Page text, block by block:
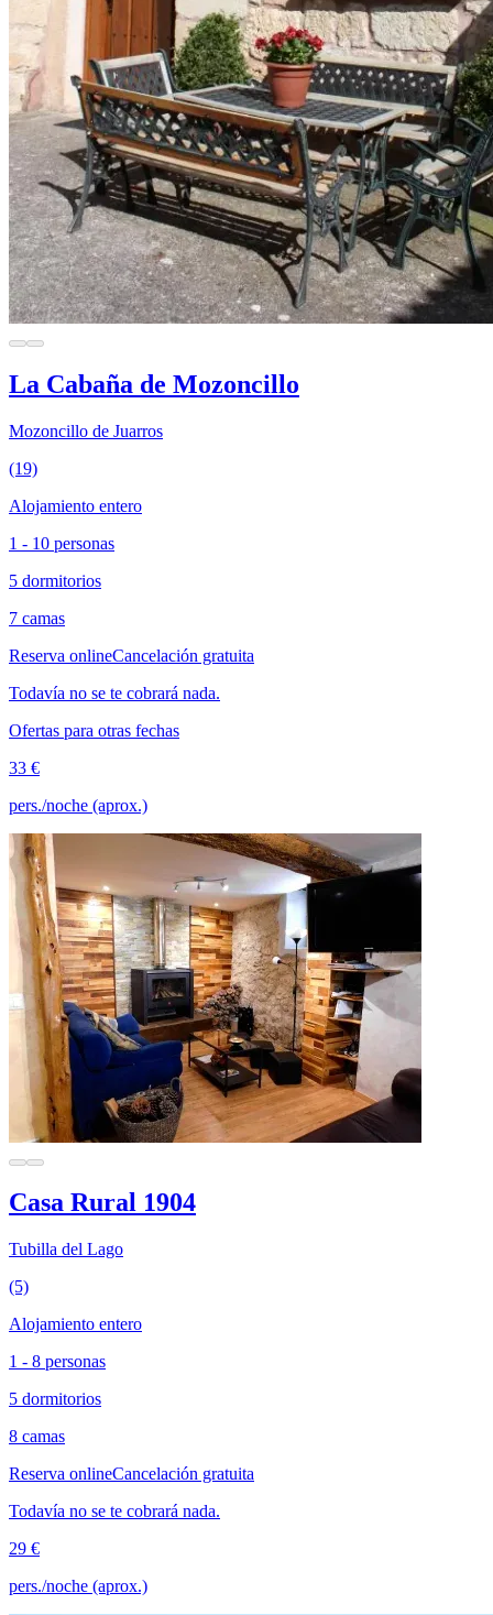
La Cabaña de Mozoncillo
Mozoncillo de Juarros
(19)
Alojamiento entero
1 - 10 personas
5 dormitorios
7 camas
Reserva onlineCancelación gratuita
Todavía no se te cobrará nada.
Ofertas para otras fechas
33 €
pers./noche (aprox.)
Casa Rural 1904
Tubilla del Lago
(5)
Alojamiento entero
1 - 8 personas
5 dormitorios
8 camas
Reserva onlineCancelación gratuita
Todavía no se te cobrará nada.
29 €
pers./noche (aprox.)